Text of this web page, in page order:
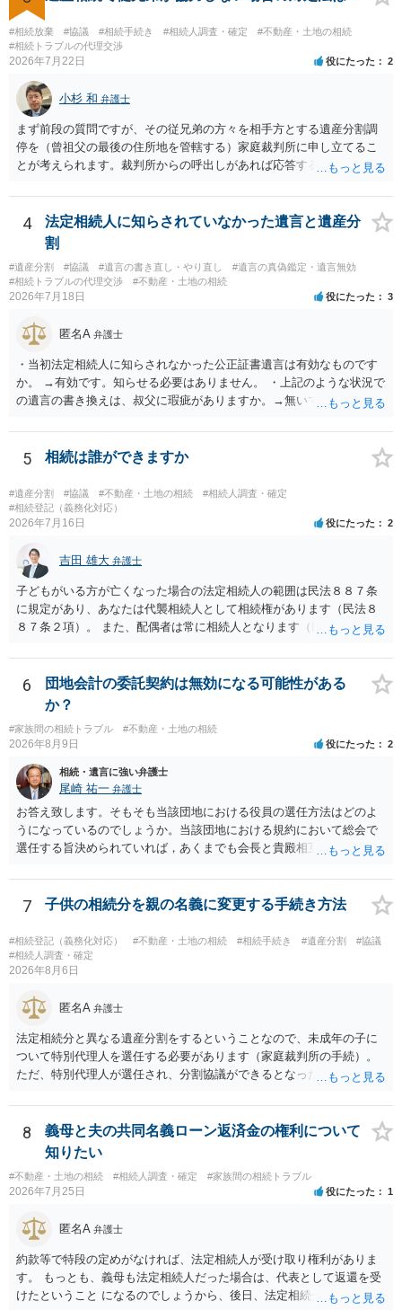
はありますが、 ・伯母様自身が分割協議に加わっていること ・御祖母
様の意に反する遺産分割協議を行う実益が誰にあったかの立証が困難
であること からすると、実際に遺産分割協議の効力が否定される可能
性はそれほど高くない（立証のハードルは非常に高い）ということが
言えると思います。
#相続放棄 #協議 #相続手続き #相続人調査・確定
#不動産・土地の相続
#相続トラブルの代理交渉
2026年7月22日 役にたった 2
小杉 和 弁護士
まず前段の質問ですが、その従兄弟の方々を相手方とする遺産分割調
停を（曾祖父の最後の住所地を管轄する）家庭裁判所に申し立てるこ
とが考えられます。裁判所からの呼出しがあれば応答する可能性がま
能と思われます。時間が思った以上にないので必要書類をてきぱきと
揃える必要があります。その点是非御注意ください。
4
法定相続人に知らされていなかった遺言と遺産分
割
#遺産分割 #協議 #遺言の書き直し・やり直し
#遺言の真偽鑑定・遺言無効
#相続トラブルの代理交渉
#不動産・土地の相続
2026年7月18日 役にたった 3
匿名A 弁護士
・当初法定相続人に知らされなかった公正証書遺言は有効なものです
か。 →有効です。知らせる必要はありません。 ・上記のような状況で
の遺言の書き換えは、叔父に瑕疵がありますか。→無いです。 ・分割
ますか。 →本人が自由に決められますので、どこが妥当とは言えない
です。客観的な基準もありません。 ・できれば穏やかに、分割を拒否
することはできますか。 →分割を拒否するということは、遺産はいら
ないということでしょうか。遺言で、受取を指定されててもいらない
と拒否することはできます。理由を説明する必要はありません。
5 相続は誰ができますか
#遺産分割 #協議 #不動産・土地の相続
#相続人調査・確定
#相続登記（義務化対応）
2026年7月16日 役にたった 2
吉田 雄大 弁護士
子どもがいる方が亡くなった場合の法定相続人の範囲は民法８８７条
に規定があり、あなたは代襲相続人として相続権があります（民法８
８７条２項）。 また、配偶者は常に相続人となります（民法８９０
も相続権があります。つまり、孫５人に加えて「おじ又はおば」にも
相続権がある可能性があります。
6
団地会計の委託契約は無効になる可能性がある
か？
#家族間の相続トラブル #不動産・土地の相続
2026年8月9日 役にたった 2
相続・遺言に強い弁護士
尾崎 祐一 弁護士
お答え致します。そもそも当該団地における役員の選任方法はどのよ
うになっているのでしょうか。当該団地における規約において総会で
選任する旨決められていれば，あくまでも会長と貴殿相互間における
し，団地と貴殿との委託契約は有効に成立しています。当該団地にお
ける役員の選任が会長の専権でできるのであれば，貴殿と会長との合
7 子供の相続分を親の名義に変更する手続き方法
#相続登記（義務化対応） #不動産・土地の相続 #相続手続き #遺産分割
#協議
#相続人調査・確定
2026年8月6日
匿名A 弁護士
法定相続分と異なる遺産分割をするということなので、未成年の子に
ついて特別代理人を選任する必要があります（家庭裁判所の手続）。
ただ、特別代理人が選任され、分割協議ができるとなったとしても、
の権利も守られなければならないからです。 相続財産全体で、未成年
者の権利が守られているかどうかを判断しなければなりません。 単
に、未成年者を今後養育するのは、自分だからという理由では、法定
相続分以上に多くの遺産を取得することができるというわけではあり
ません。
8
義母と夫の共同名義ローン返済金の権利について
知りたい
#不動産・土地の相続 #相続人調査・確定 #家族間の相続トラブル
2026年7月25日 役にたった 1
匿名A 弁護士
約款等で特段の定めがなければ、法定相続人が受け取り権利がありま
す。 もっとも、義母も法定相続人だった場合は、代表として返還を受
けたということ になるのでしょうから、後日、法定相続分に基づいて